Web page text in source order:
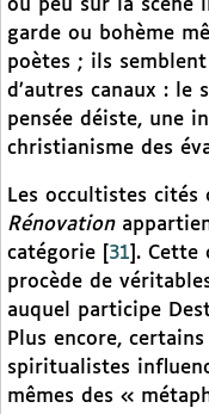
ou peu sur la scène
garde ou bohème
poètes ; ils
d’autres canaux : le
pensée déiste, une
christianisme des
Les occultistes cités
Rénovation
catégorie
31 . Cette
procède de
auquel participe
Plus encore,
spiritualistes
mêmes des «